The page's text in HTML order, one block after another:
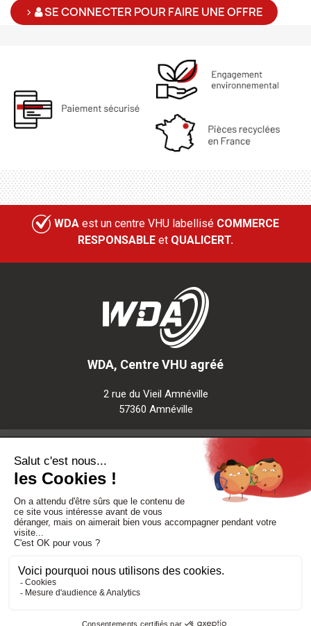
> SE CONNECTER POUR FAIRE UNE OFFRE
WDA est un centre VHU labellisé COMMERCE
RESPONSABLE et QUALICERT.
WDA, Centre VHU agréé
2 rue du Vieil Amnéville
57360 Amnéville
Besoin d'aide